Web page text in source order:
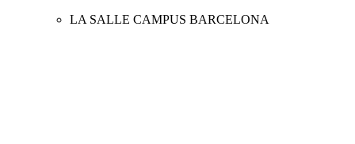
LA SALLE CAMPUS BARCELONA